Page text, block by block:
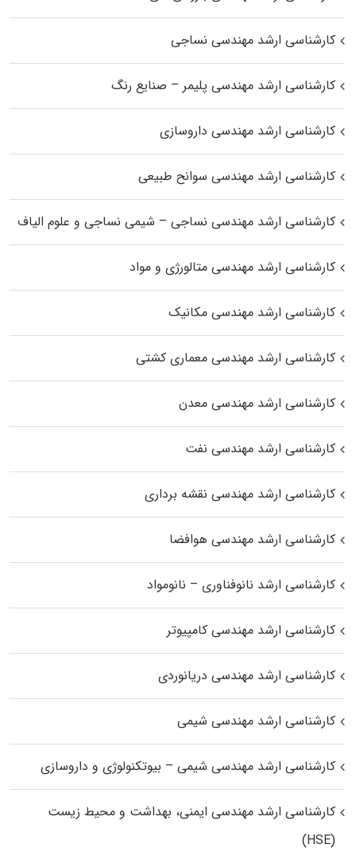
کارشناسی ارشد مهندسی نساجی
کارشناسی ارشد مهندسی پلیمر – صنایع رنگ
کارشناسی ارشد مهندسی داروسازی
کارشناسی ارشد مهندسی سوانح طبیعی
کارشناسی ارشد مهندسی نساجی – شیمی نساجی و علوم الیاف
کارشناسی ارشد مهندسی متالورژی و مواد
کارشناسی ارشد مهندسی مکانیک
کارشناسی ارشد مهندسی معماری کشتی
کارشناسی ارشد مهندسی معدن
کارشناسی ارشد مهندسی نفت
کارشناسی ارشد مهندسی نقشه برداری
کارشناسی ارشد مهندسی هوافضا
کارشناسی ارشد نانوفناوری – نانومواد
کارشناسی ارشد مهندسی کامپیوتر
کارشناسی ارشد مهندسی دریانوردی
کارشناسی ارشد مهندسی شیمی
کارشناسی ارشد مهندسی شیمی – بیوتکنولوژی و داروسازی
کارشناسی ارشد مهندسی ایمنی، بهداشت و محیط زیست
(HSE)